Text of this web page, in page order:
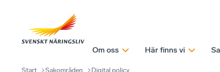
Om oss Här finns vi
Start Sakområden Digital policy